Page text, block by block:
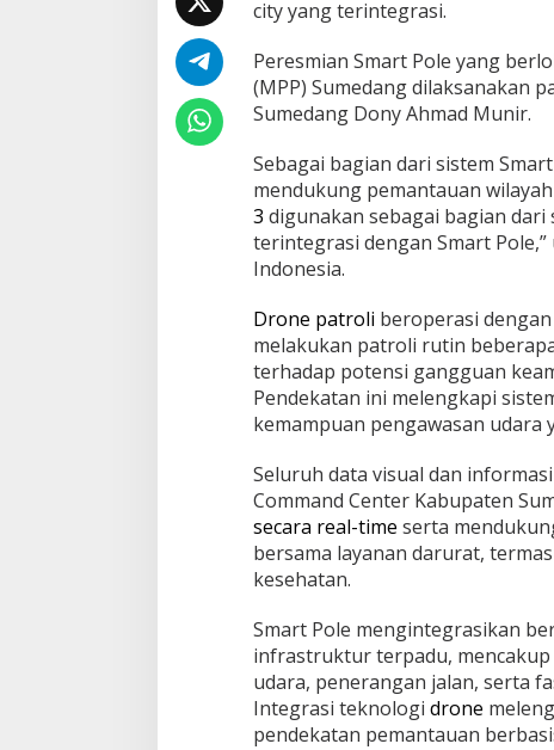
a
g
city yang terintegrasi.
Peresmian Smart Pole yang
(MPP) Sumedang dilaksanakan
Sumedang Dony Ahmad Munir.
Sebagai bagian dari sistem
mendukung pemantauan
3 digunakan sebagai bagian
terintegrasi dengan Smart Pole,”
Indonesia.
Drone patroli beroperasi
melakukan patroli rutin
terhadap potensi gangguan
Pendekatan ini melengkapi
kemampuan pengawasan udara
Seluruh data visual dan
Command Center Kabupaten
secara real-time serta
bersama layanan darurat,
kesehatan.
Smart Pole mengintegrasikan
infrastruktur terpadu, mencakup
udara, penerangan jalan, serta
Integrasi teknologi drone
pendekatan pemantauan